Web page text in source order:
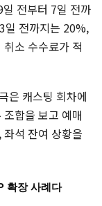
전부터 7일 전까
일 전까지는 20%,
소 수수료가 적
은 캐스팅 회차에
합을 보고 예매
석 잔여 상황을
확장 사례다